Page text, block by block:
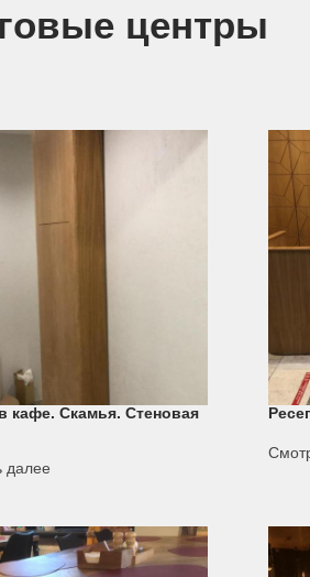
центры
кафе. Скамья. Стеновая
далее